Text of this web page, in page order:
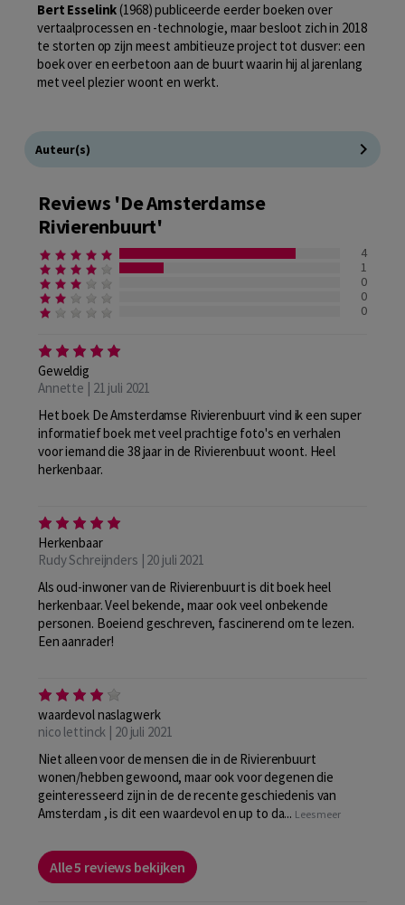
Bert Esselink(1968) publiceerde eerder boeken over
vertaalprocessen en -technologie, maar besloot zich in 2018
te storten op zijn meest ambitieuze project tot dusver: een
boek over en eerbetoon aan de buurt waarin hij al jarenlang
met veel plezier woont en werkt.
Auteur(s)
Reviews 'De Amsterdamse
Rivierenbuurt'
4
1
0
0
0
Geweldig
Annette | 21 juli 2021
Het boek De Amsterdamse Rivierenbuurt vind ik een super
informatief boek met veel prachtige foto's en verhalen
voor iemand die 38 jaar in de Rivierenbuut woont. Heel
herkenbaar.
Herkenbaar
Rudy Schreijnders | 20 juli 2021
Als oud-inwoner van de Rivierenbuurt is dit boek heel
herkenbaar. Veel bekende, maar ook veel onbekende
personen. Boeiend geschreven, fascinerend om te lezen.
Een aanrader!
waardevol naslagwerk
nico lettinck | 20 juli 2021
Niet alleen voor de mensen die in de Rivierenbuurt
wonen/hebben gewoond, maar ook voor degenen die
geinteresseerd zijn in de de recente geschiedenis van
Amsterdam , is dit een waardevol en up to da... Lees meer
Alle 5 reviews bekijken